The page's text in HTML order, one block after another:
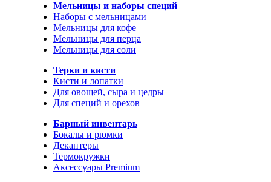
Мельницы и наборы специй
Наборы с мельницами
Мельницы для кофе
Мельницы для перца
Мельницы для соли
Терки и кисти
Кисти и лопатки
Для овощей, сыра и цедры
Для специй и орехов
Барный инвентарь
Бокалы и рюмки
Декантеры
Термокружки
Аксессуары Premium